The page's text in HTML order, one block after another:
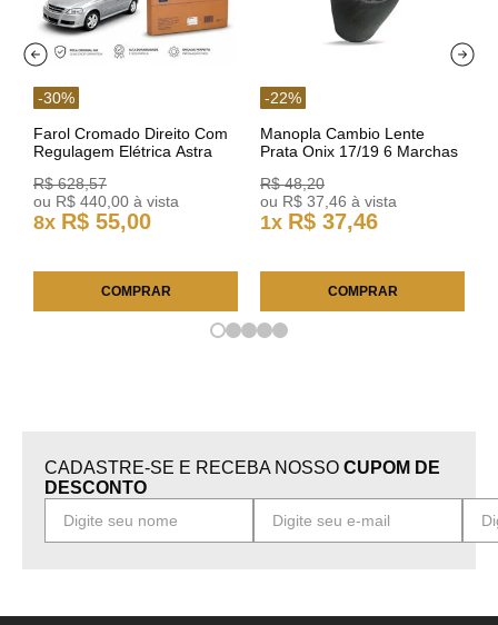
-30%
Farol Cromado Direito Com
Regulagem Elétrica Astra
R$ 628,57
ou R$ 440 00 à vista
8x R$ 55,00
COMPRAR
-22%
Manopla Cambio Lente
Prata Onix 17/19 6 Marchas
R$ 48,20
ou R$ 37 46 à vista
1x R$ 37,46
COMPRAR
CADASTRE-SE E RECEBA NOSSO CUPOM DE
DESCONTO